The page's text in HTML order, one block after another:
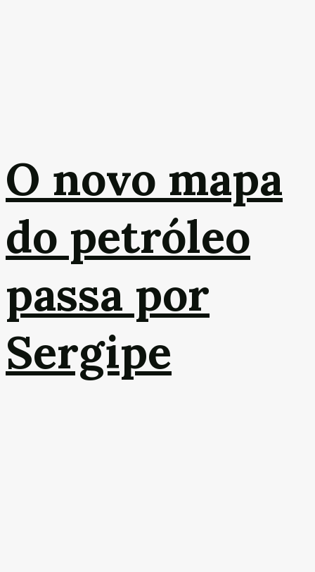
O novo mapa
do petróleo
passa por
Sergipe